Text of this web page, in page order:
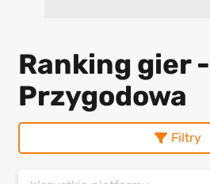
Ranking gier -
Przygodowa
Filtry